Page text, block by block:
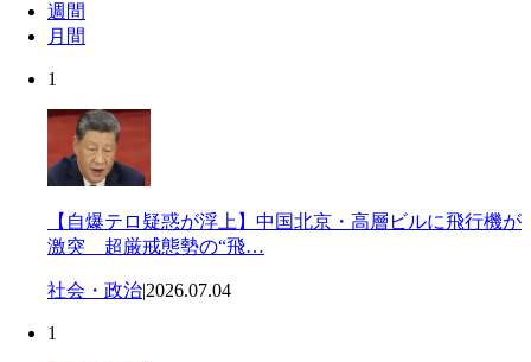
週間
月間
1
【自爆テロ疑惑が浮上】中国北京・高層ビルに飛行機が
激突 超厳戒態勢の“飛…
社会・政治|2026.07.04
1